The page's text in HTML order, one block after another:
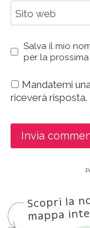
Sito web
Salva il mio
per la
Mandatemi
riceverà risposta.